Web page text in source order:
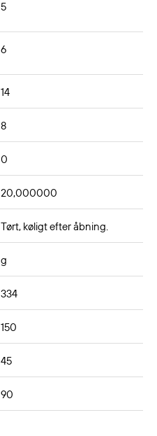
5
6
14
8
0
20,000000
Tørt, køligt efter åbning.
g
334
150
45
90